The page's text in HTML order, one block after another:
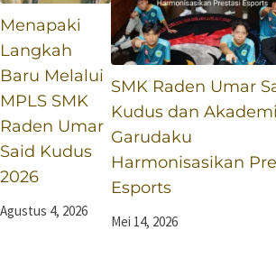
Menapaki
Langkah
Baru Melalui
MPLS SMK
Raden Umar
Said Kudus
2026
Agustus 4, 2026
SMK Raden Umar
Kudus dan Akademi
Garudaku
Harmonisasikan
Esports
Mei 14, 2026